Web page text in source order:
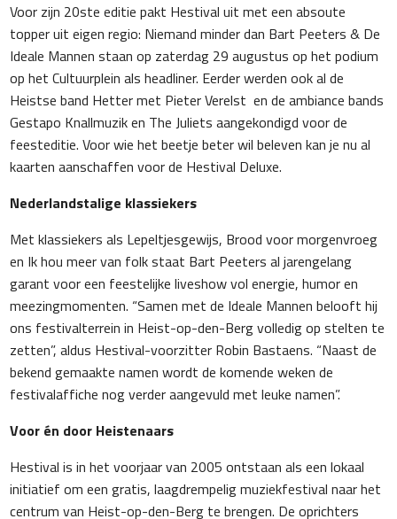
Voor zijn 20ste editie pakt Hestival uit met een absoute
topper uit eigen regio: Niemand minder dan Bart Peeters & De
Ideale Mannen staan op zaterdag 29 augustus op het podium
op het Cultuurplein als headliner. Eerder werden ook al de
Heistse band Hetter met Pieter Verelst en de ambiance bands
Gestapo Knallmuzik en The Juliets aangekondigd voor de
feesteditie. Voor wie het beetje beter wil beleven kan je nu al
kaarten aanschaffen voor de Hestival Deluxe.
Nederlandstalige klassiekers
Met klassiekers als Lepeltjesgewijs, Brood voor morgenvroeg
en Ik hou meer van folkstaat Bart Peeters al jarengelang
garant voor een feestelijke liveshow vol energie, humor en
meezingmomenten. “Samen met de Ideale Mannen belooft hij
ons festivalterrein in Heist-op-den-Berg volledig op stelten te
zetten”, aldus Hestival-voorzitter Robin Bastaens. “Naast de
bekend gemaakte namen wordt de komende weken de
festivalaffiche nog verder aangevuld met leuke namen”.
Voor én door Heistenaars
Hestival is in het voorjaar van 2005 ontstaan als een lokaal
initiatief om een gratis, laagdrempelig muziekfestival naar het
centrum van Heist-op-den-Berg te brengen. De oprichters